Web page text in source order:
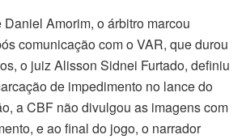
Amorim, o árbitro marcou
comunicação com o VAR, que durou
o juiz Alisson Sidnei Furtado, definiu
de impedimento no lance do
a CBF não divulgou as imagens com
e ao final do jogo, o narrador